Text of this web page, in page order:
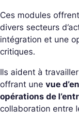
Ces modules
divers secteurs
intégration et une
critiques.
Ils aident à
offrant une vue
opérations de
collaboration entre